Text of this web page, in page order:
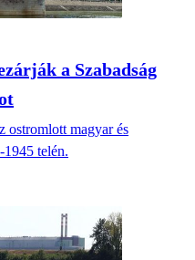
a Szabadság
ostromlott magyar és
1945 telén.